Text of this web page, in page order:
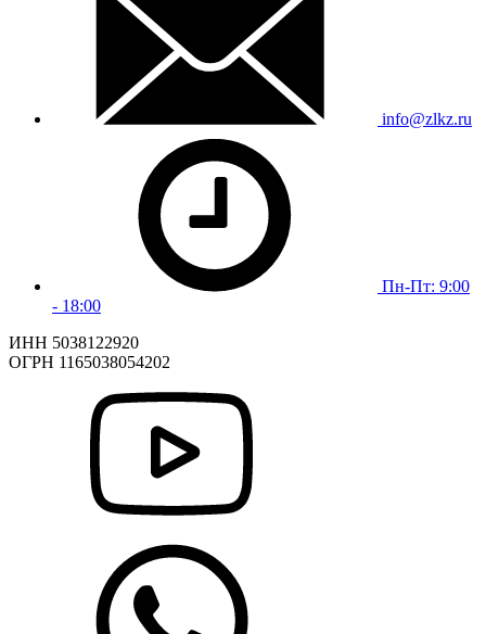
info@zlkz.ru
Пн-Пт: 9:00
- 18:00
ИНН 5038122920
ОГРН 1165038054202